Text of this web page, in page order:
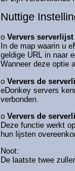
Nuttige
o Ververs
In de map waarin u
geldige URL in naar
Wanneer deze optie
o Ververs de
eDonkey servers
verbonden.
o Ververs de
Deze functie werkt
hun lijsten
Noot:
De laatste twee